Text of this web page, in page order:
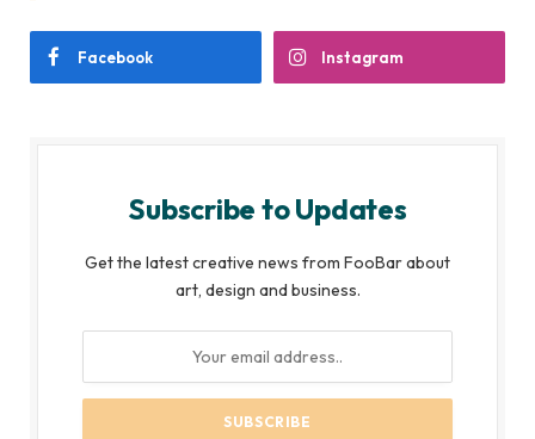
Facebook Instagram
Subscribe to Updates
Get the latest creative news from FooBar about
art, design and business.